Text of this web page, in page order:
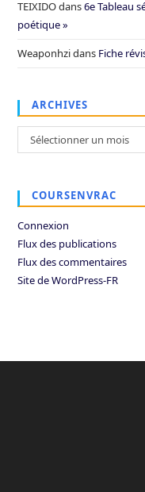
TEIXIDOdans6e Tableau
poétique »
Weaponhzidans Fiche
ARCHIVES
Archives
Sélectionner un mois
COURSENVRAC
Connexion
Flux des publications
Flux des commentaires
Site de WordPress-FR